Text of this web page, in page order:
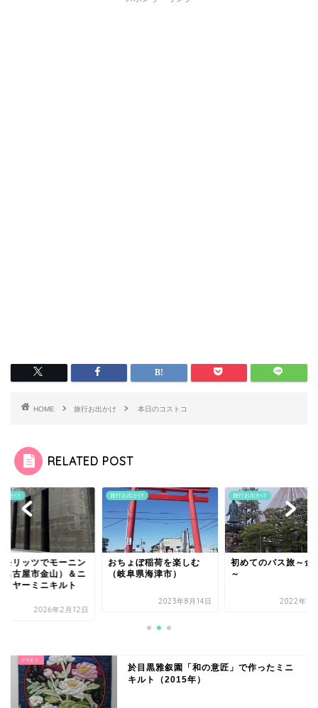
HOME 旅行お出かけ 本日のコストコ
RELATED POST
出かけ
モリッツでモーニン
名古屋市金山）＆ニ
イヤーミニキルト
2026年2月12日
旅行お出かけ
おちょぼ稲荷を楽しむ
（岐阜県海津市）
2023年8月14日
旅行お出かけ
初めてのバス旅～金
～
2022年12
於目黒雅叙園「和の意匠」で作ったミニ
キルト（2015年）